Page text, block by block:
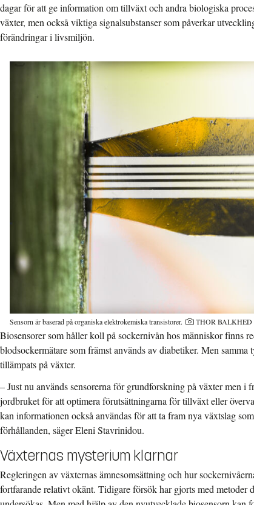
dagar för att ge information om tillväxt och andra biologiska
växter, men också viktiga signalsubstanser som påverkar
förändringar i livsmiljön.
Sensorn är baserad på organiska elektrokemiska transistorer. THOR BALKHED
Biosensorer som håller koll på sockernivån hos människor finns
blodsockermätare som främst används av diabetiker. Men
tillämpats på växter.
– Just nu används sensorerna för grundforskning på växter men i
jordbruket för att optimera förutsättningarna för tillväxt eller
kan informationen också användas för att ta fram nya växtslag
förhållanden, säger Eleni Stavrinidou.
Växternas mysterium klarnar
Regleringen av växternas ämnesomsättning och hur
fortfarande relativt okänt. Tidigare försök har gjorts med metoder